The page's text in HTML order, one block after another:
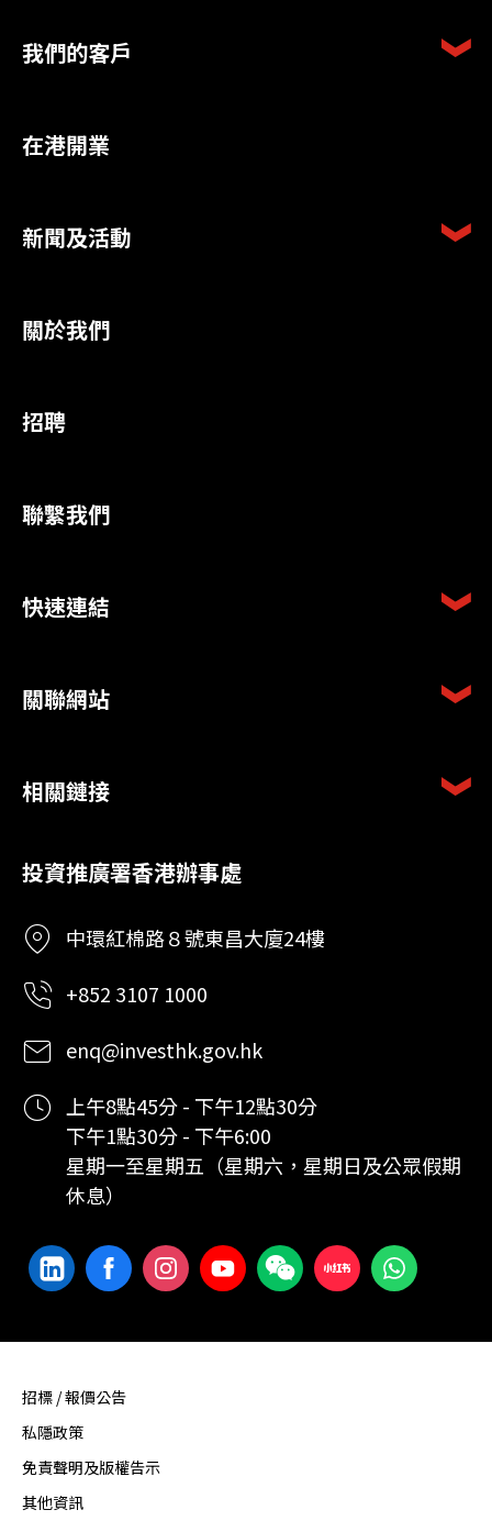
我們的客戶
在港開業
新聞及活動
關於我們
招聘
聯繫我們
快速連結
關聯網站
相關鏈接
投資推廣署香港辦事處
中環紅棉路８號東昌大廈24樓
+852 3107 1000
enq@investhk.gov.hk
上午8點45分 - 下午12點30分
下午1點30分 - 下午6:00
星期一至星期五（星期六，星期日及公眾假期
休息）
招標 / 報價公告
私隱政策
免責聲明及版權告示
其他資訊